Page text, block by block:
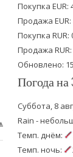
e
r
o
o
k
Покупка EUR:
Продажа EUR:
Покупка RUR:
Продажа RUR:
Обновлено:
Погода на
Суббота, 8
Rain -
Темп. днём:
Темп. ночь: